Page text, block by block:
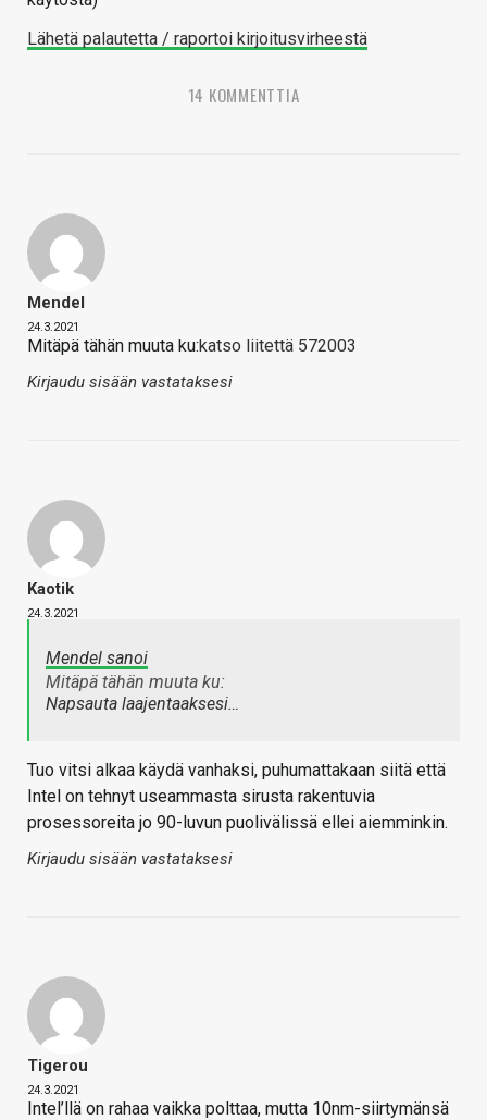
Lähetä palautetta / raportoi kirjoitusvirheestä
14 KOMMENTTIA
Mendel
24.3.2021
Mitäpä tähän muuta ku:katso liitettä 572003
Kirjaudu sisään vastataksesi
Kaotik
24.3.2021
Mendel sanoi
Mitäpä tähän muuta ku:
Napsauta laajentaaksesi…
Tuo vitsi alkaa käydä vanhaksi, puhumattakaan siitä että
Intel on tehnyt useammasta sirusta rakentuvia
prosessoreita jo 90-luvun puolivälissä ellei aiemminkin.
Kirjaudu sisään vastataksesi
Tigerou
24.3.2021
Intel’llä on rahaa vaikka polttaa, mutta 10nm-siirtymänsä